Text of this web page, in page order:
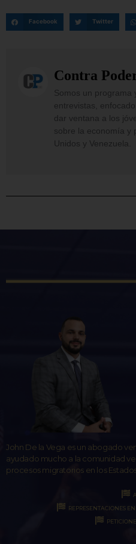
Facebook Twitter
Contra
Somos un programa
entrevistas,
dar ventana a los
sobre la economía y
Unidos y Venezuela.
John De la Vega es un abogado
ayudado mucho a la comunidad
procesos migratorios en los
REPRESENTACIONES